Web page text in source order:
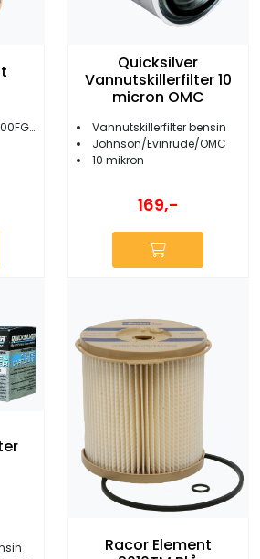
Quicksilver
Vannutskillerfilter 10
micron OMC
Vannutskillerfilter bensin
Johnson/Evinrude/OMC
10 mikron
169,-
Racor Element